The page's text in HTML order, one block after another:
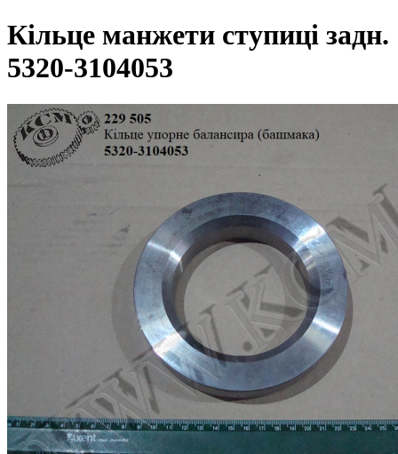
Кільце манжети ступиці задн.
5320-3104053